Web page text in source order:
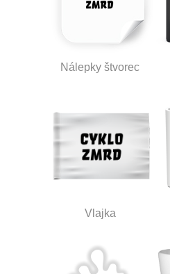
Nálepky štvorec
Vlajka